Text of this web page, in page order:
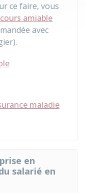
ce faire, vous
amiable
avec
maladie
en
salarié en